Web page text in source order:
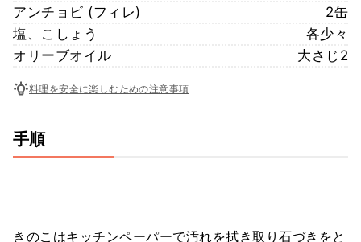
アンチョビ (フィレ)
2缶
塩、こしょう
各少々
オリーブオイル
大さじ2
料理を安全に楽しむための注意事項
手順
きのこはキッチンペーパーで汚れを拭き取り石づきをと